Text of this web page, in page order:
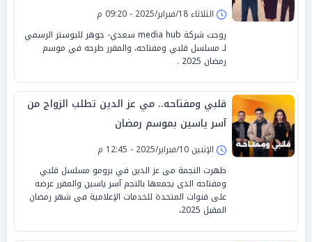
الثلاثاء 18/فبراير/2025 - 09:20 م
روجت شركة media hub سعدي- جوهر للبوستر الرسمي
لـ مسلسل قلبي ومفتاحه، والمقرر طرحه في موسم
رمضان 2025 .
قلبي ومفتاحه.. مي عز الدين تطلب الزواج من
آسر ياسين بموسم رمضان
الإثنين 10/فبراير/2025 - 12:45 م
ظهرت النجمة مى عز الدين في برومو مسلسل قلبي
ومفتاحه الذى يجمعها بالنجم آسر ياسين والمقرر عرضه
على قنوات المتحدة للخدمات الإعلامية فى شهر رمضان
المقبل 2025،